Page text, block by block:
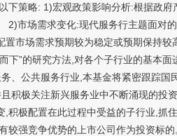
策略: 1)宏观政策影响分析:根据政
市场需求变化:现代服务行主题面对
市场需求预期较为稳定或预期保持
”的研究方法,对各个子行业的基本
、公共服务行业,本基金将紧密跟踪
积极关注新兴服务业中不断涌现的投
极配置在此过程中受益的子行业,抓
强竞争优势的上市公司作为投资标